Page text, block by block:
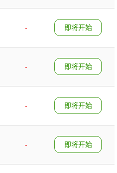
-
即将开始
-
即将开始
-
即将开始
-
即将开始